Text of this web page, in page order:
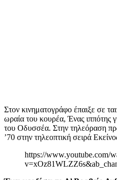
Στον κινηματογράφο έπαιξε σε
ωραία του κουρέα, Ένας ιππότης
του Οδυσσέα. Στην τηλεόραση
’70 στην τηλεοπτική σειρά
https://www.youtube.com/